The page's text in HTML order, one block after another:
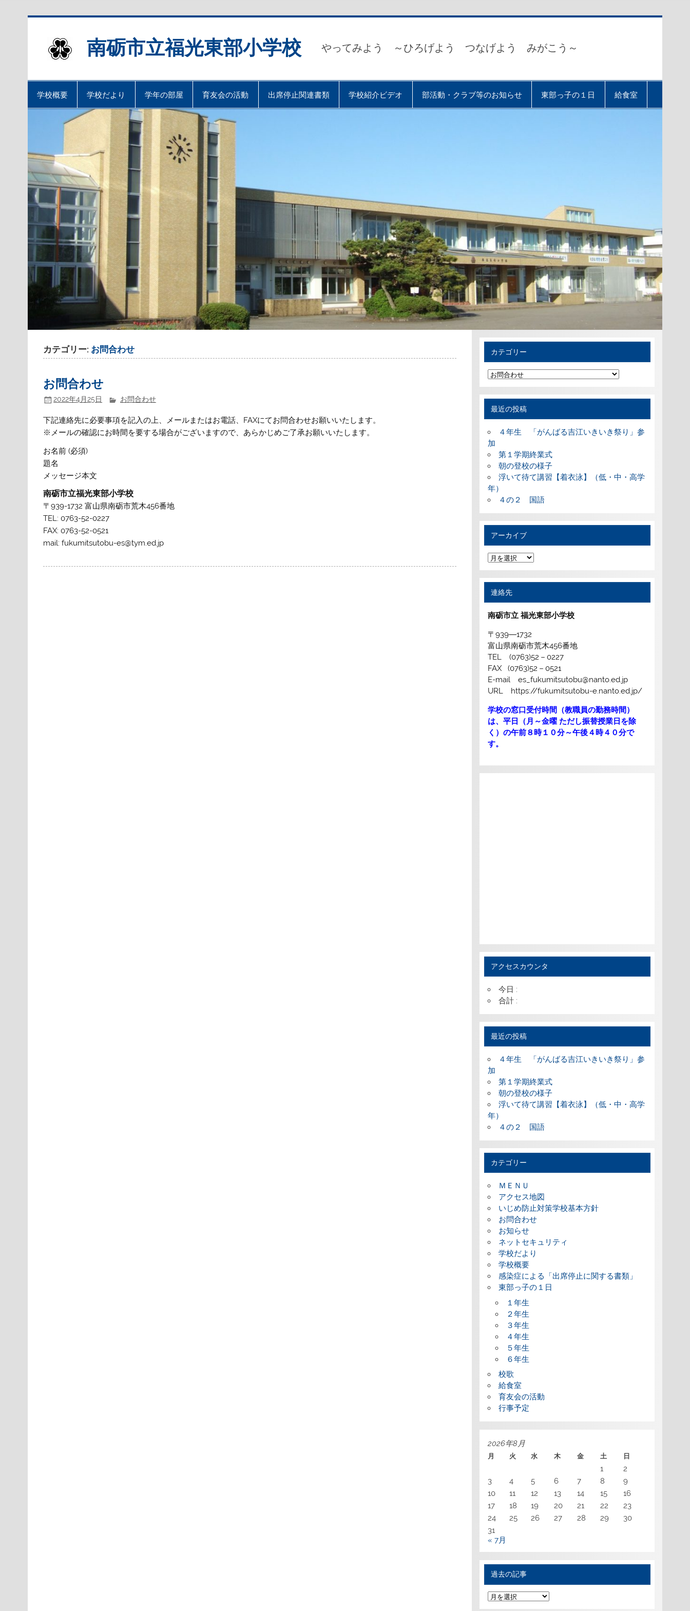
南砺市立福光東部小学校 やってみよう ～ひろげよう つなげよう みがこう～
学校概要 学校だより 学年の部屋 育友会の活動 出席停止関連書類 学校紹介ビデオ 部活動・クラブ等のお知らせ 東部っ子の１日 給食室
カテゴリー: お問合わせ
お問合わせ
2022年4月25日 お問合わせ
下記連絡先に必要事項を記入の上、メールまたはお電話、FAXにてお問合わせお願いいたします。
※メールの確認にお時間を要する場合がございますので、あらかじめご了承お願いいたします。
お名前 (必須)
題名
メッセージ本文
南砺市立福光東部小学校
〒939-1732 富山県南砺市荒木456番地
TEL: 0763-52-0227
FAX: 0763-52-0521
mail: fukumitsutobu-es@tym.ed.jp
カテゴリー
カ
テ
ゴ
リ
最近の投稿
４年生 「がんばる吉江いきいき祭り」参
加
第１学期終業式
朝の登校の様子
浮いて待て講習【着衣泳】（低・中・高学
年）
４の２ 国語
アーカイブ
ア
ー
カ
イ
連絡先
南砺市立 福光東部小学校
〒939―1732
富山県南砺市荒木456番地
TEL (0763)52－0227
FAX (0763)52－0521
E-mail es_fukumitsutobu@nanto.ed.jp
URL https://fukumitsutobu-e.nanto.ed.jp/
学校の窓口受付時間（教職員の勤務時間）
は、平日（月～金曜 ただし振替授業日を除
く）の午前８時１０分～午後４時４０分で
す。
アクセスカウンタ
今日 :
合計 :
最近の投稿
４年生 「がんばる吉江いきいき祭り」参
加
第１学期終業式
朝の登校の様子
浮いて待て講習【着衣泳】（低・中・高学
年）
４の２ 国語
カテゴリー
ＭＥＮＵ
アクセス地図
いじめ防止対策学校基本方針
お問合わせ
お知らせ
ネットセキュリティ
学校だより
学校概要
感染症による「出席停止に関する書類」
東部っ子の１日
１年生
２年生
３年生
４年生
５年生
６年生
校歌
給食室
育友会の活動
行事予定
2026年8月
月 火 水 木 金 土 日
1
2
3
4 5 6 7 8
9
10
11 12 13 14 15
16
17
18 19 20 21 22
23
24
25 26 27 28 29
30
31
« 7月
過去の記事
過
去